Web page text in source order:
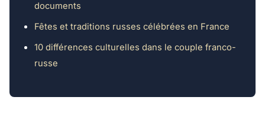
documents
Fêtes et traditions russes célébrées en France
10 différences culturelles dans le couple franco-
russe